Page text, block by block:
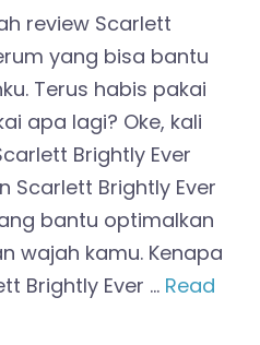
review Scarlett
yang bisa bantu
Terus habis pakai
apa lagi? Oke, kali
Brightly Ever
Scarlett Brightly Ever
bantu optimalkan
wajah kamu. Kenapa
Brightly Ever … Read